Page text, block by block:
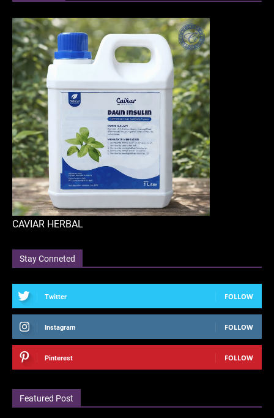
CAVIAR HERBAL
Stay Conneted
Twitter FOLLOW
Instagram FOLLOW
Pinterest FOLLOW
Featured Post